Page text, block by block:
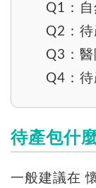
Q1：
Q2：
Q3：醫
Q4：待
待產包什
一般建議在